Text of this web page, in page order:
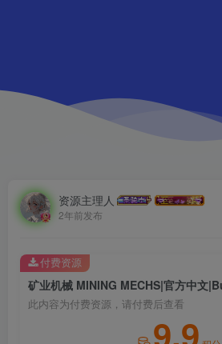
资源主理人
2年前发布
此内容为付费资源，请付费后查看
9.9
付费资源